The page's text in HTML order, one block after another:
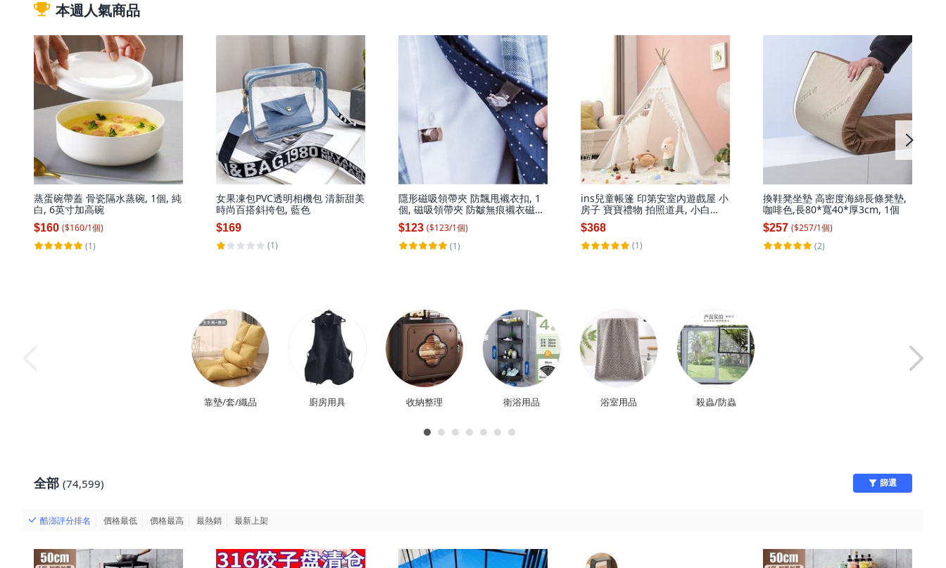
本週人氣商品
蒸蛋碗帶蓋 骨瓷隔水蒸碗, 1個, 純
白, 6英寸加高碗
$160 ($160/1個)
(1)
女果凍包PVC透明相機包 清新甜美
時尚百搭斜挎包, 藍色
$169
(1)
隱形磁吸領帶夾 防飄甩襯衣扣, 1
個, 磁吸領帶夾 防皺無痕襯衣磁吸
扣防飄甩隱形, N/A
$123 ($123/1個)
(1)
ins兒童帳篷 印第安室內遊戲屋 小
房子 寶寶禮物 拍照道具, 小白
球,1.1米房子, 1個
$368
(1)
換鞋凳坐墊 高密度海綿長條凳墊,
咖啡色,長80*寬40*厚3cm, 1個
$257 ($257/1個)
(2)
靠墊/套/織品 廚房用具 收納整理 衛浴用品 浴室用品 殺蟲/防蟲
全部 (74,599) 篩選
酷澎評分排名 價格最低 價格最高 最熱銷 最新上架